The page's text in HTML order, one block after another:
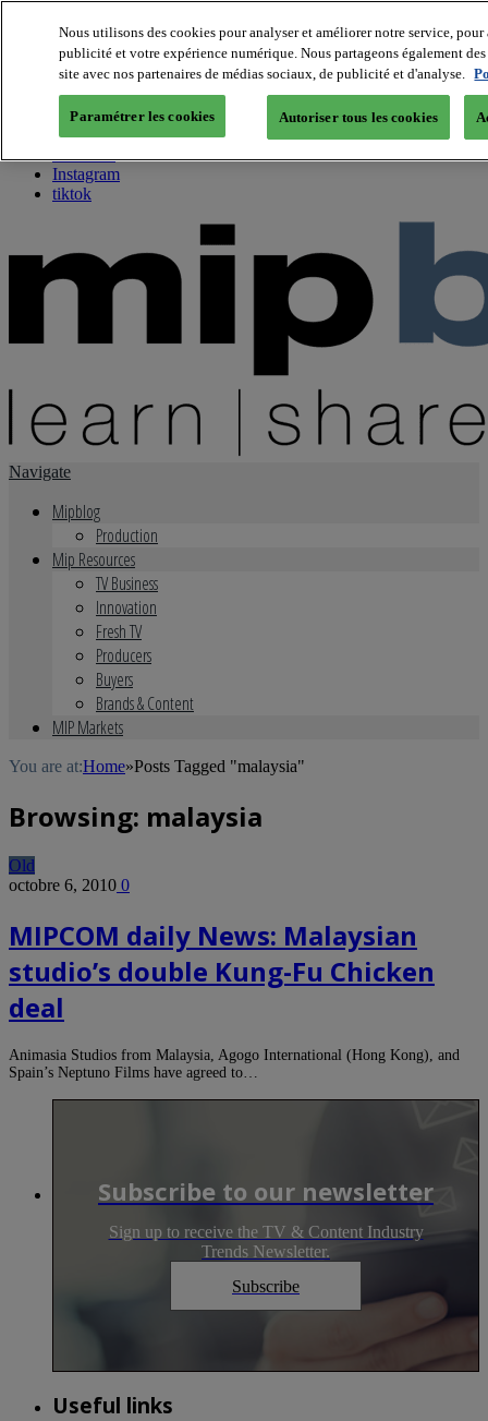
About us
Twitter
Facebook
Youtube
Instagram
tiktok
Navigate
Mipblog
Production
Mip Resources
TV Business
Innovation
Fresh TV
Producers
Buyers
Brands & Content
MIP Markets
You are at:Home»Posts Tagged "malaysia"
Browsing: malaysia
Old
octobre 6, 2010 0
MIPCOM daily News: Malaysian
studio’s double Kung-Fu Chicken
deal
Animasia Studios from Malaysia, Agogo International (Hong Kong), and
Spain’s Neptuno Films have agreed to…
Subscribe to our newsletter
Sign up to receive the TV & Content Industry
Trends Newsletter.
Subscribe
Useful links
Nous utilisons des cookies pour analyser et améliorer notre service,
publicité et votre expérience numérique. Nous partageons également
site avec nos partenaires de médias sociaux, de publicité et d'analyse.
Paramétrer les cookies Autoriser tous les cookies